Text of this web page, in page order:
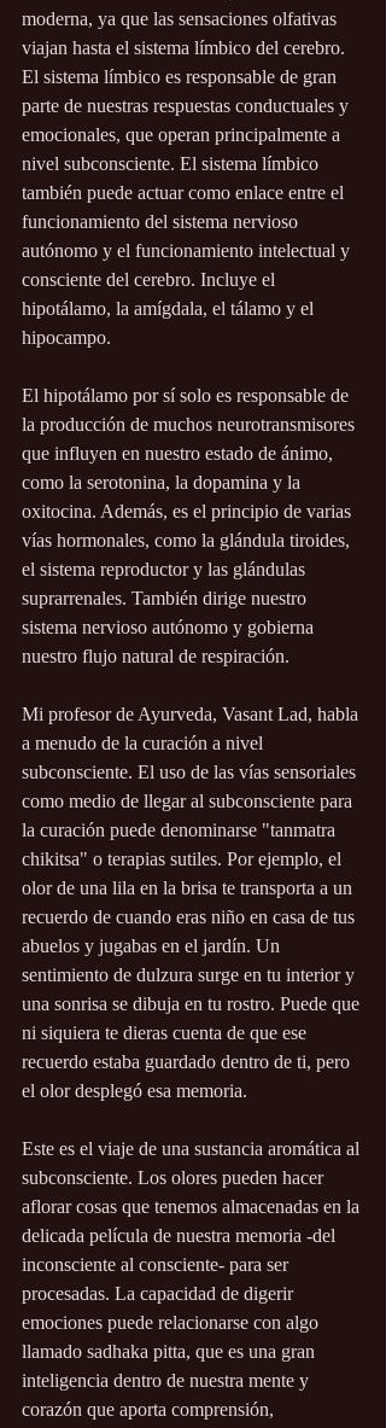
moderna, ya que las sensaciones olfativas
viajan hasta el sistema límbico del cerebro.
El sistema límbico es responsable de gran
parte de nuestras respuestas conductuales y
emocionales, que operan principalmente a
nivel subconsciente. El sistema límbico
también puede actuar como enlace entre el
funcionamiento del sistema nervioso
autónomo y el funcionamiento intelectual y
consciente del cerebro. Incluye el
hipotálamo, la amígdala, el tálamo y el
hipocampo.
El hipotálamo por sí solo es responsable de
la producción de muchos neurotransmisores
que influyen en nuestro estado de ánimo,
como la serotonina, la dopamina y la
oxitocina. Además, es el principio de varias
vías hormonales, como la glándula tiroides,
el sistema reproductor y las glándulas
suprarrenales. También dirige nuestro
sistema nervioso autónomo y gobierna
nuestro flujo natural de respiración.
Mi profesor de Ayurveda, Vasant Lad, habla
a menudo de la curación a nivel
subconsciente. El uso de las vías sensoriales
como medio de llegar al subconsciente para
la curación puede denominarse "tanmatra
chikitsa" o terapias sutiles. Por ejemplo, el
olor de una lila en la brisa te transporta a un
recuerdo de cuando eras niño en casa de tus
abuelos y jugabas en el jardín. Un
sentimiento de dulzura surge en tu interior y
una sonrisa se dibuja en tu rostro. Puede que
ni siquiera te dieras cuenta de que ese
recuerdo estaba guardado dentro de ti, pero
el olor desplegó esa memoria.
Este es el viaje de una sustancia aromática al
subconsciente. Los olores pueden hacer
aflorar cosas que tenemos almacenadas en la
delicada película de nuestra memoria -del
inconsciente al consciente- para ser
procesadas. La capacidad de digerir
emociones puede relacionarse con algo
llamado sadhaka pitta, que es una gran
inteligencia dentro de nuestra mente y
corazón que aporta comprensión,